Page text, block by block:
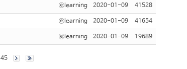
ⓔlearning 2020-01-09 41528
ⓔlearning 2020-01-09 41654
ⓔlearning 2020-01-09 19689
45